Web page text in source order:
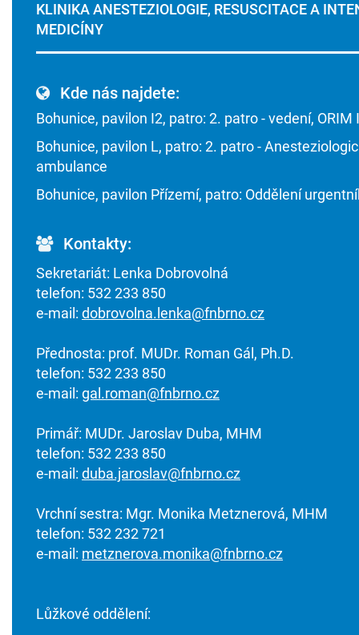
KLINIKA ANESTEZIOLOGIE, RESUSCITACE A
MEDICÍNY
Kde nás najdete:
Bohunice, pavilon I2, patro: 2. patro - vedení, ORIM
Bohunice, pavilon L, patro: 2. patro -
ambulance
Bohunice, pavilon Přízemí, patro: Oddělení
Kontakty:
Sekretariát: Lenka Dobrovolná
telefon: 532 233 850
e-mail: dobrovolna.lenka@fnbrno.cz
Přednosta: prof. MUDr. Roman Gál, Ph.D.
telefon: 532 233 850
e-mail: gal.roman@fnbrno.cz
Primář: MUDr. Jaroslav Duba, MHM
telefon: 532 233 850
e-mail: duba.jaroslav@fnbrno.cz
Vrchní sestra: Mgr. Monika Metznerová, MHM
telefon: 532 232 721
e-mail: metznerova.monika@fnbrno.cz
Lůžkové oddělení: